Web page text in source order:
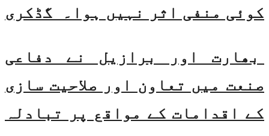
کوئی منفی اثر نہیں ہوا۔ گڈکری
بھارت اور برازیل نے دفاعی
صنعت میں تعاون اور صلاحیت سازی
کے اقدامات کے مواقع پر تبادلہ